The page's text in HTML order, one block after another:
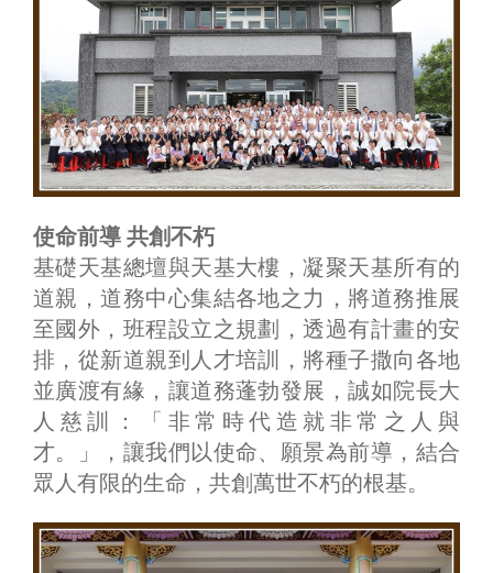
使命前導 共創不朽
基礎天基總壇與天基大樓，凝聚天基所有的
道親，道務中心集結各地之力，將道務推展
至國外，班程設立之規劃，透過有計畫的安
排，從新道親到人才培訓，將種子撒向各地
並廣渡有緣，讓道務蓬勃發展，誠如院長大
人慈訓：「非常時代造就非常之人與
才。」，讓我們以使命、願景為前導，結合
眾人有限的生命，共創萬世不朽的根基。